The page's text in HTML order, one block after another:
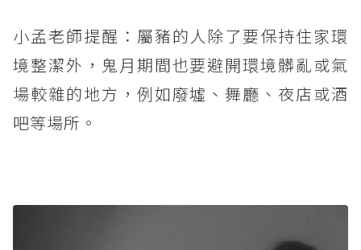
小孟老師提醒：屬豬的人除了要保持住家環
境整潔外，鬼月期間也要避開環境髒亂或氣
場較雜的地方，例如廢墟、舞廳、夜店或酒
吧等場所。